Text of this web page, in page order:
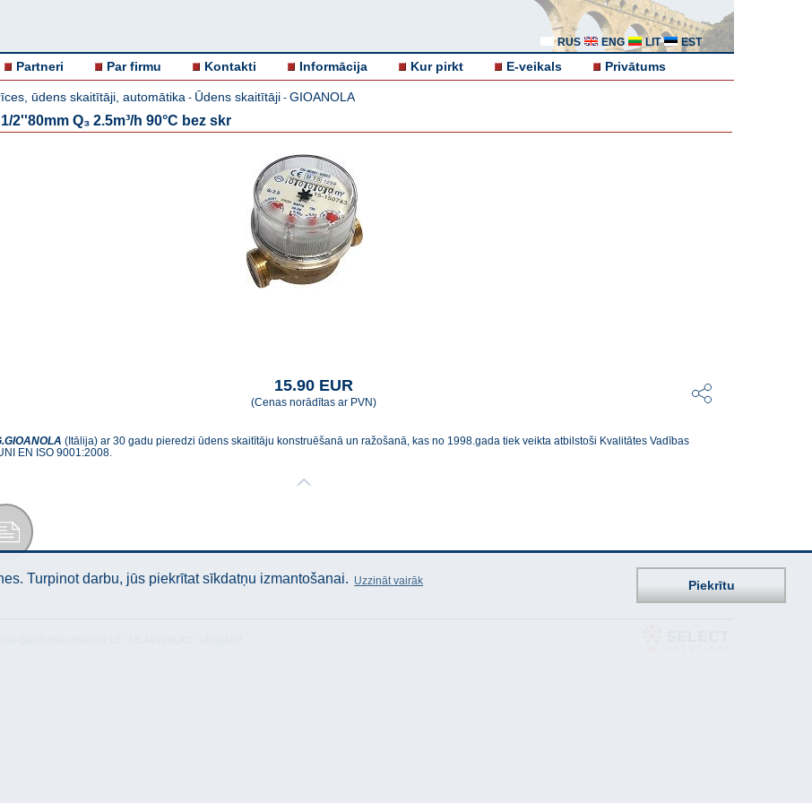
RUS ENG LIT EST
Partneri Par firmu Kontakti Informācija Kur pirkt E-veikals Privātums
ūdens skaitītāji, automātika - Ūdens skaitītāji - GIOANOLA
2''80mm Q₃ 2.5m³/h 90°C bez skr
15.90 EUR
(Cenas norādītas ar PVN)
(Itālija) ar 30 gadu pieredzi ūdens skaitītāju konstruēšanā un ražošanā, kas no 1998.gada tiek veikta atbilstoši Kvalitātes Vadības
EN ISO 9001:2008.
Turpinot darbu, jūs piekrītat sīkdatņu izmantošanai. Uzzināt vairāk Piekrītu